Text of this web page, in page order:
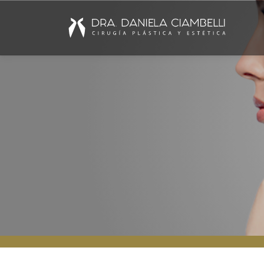
Procedimientos Estéticos